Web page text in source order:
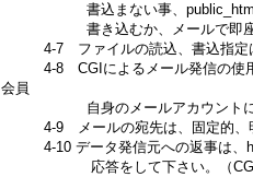
書込まない事、public_htmlと
書き込むか、メールで即座に
4-7 ファイルの読込、書込指定は
4-8 CGIによるメール発信の使用
会員
自身のメールアカウントに取
4-9 メールの宛先は、固定的、明
4-10 データ発信元への返事は、
応答をして下さい。（CGIから